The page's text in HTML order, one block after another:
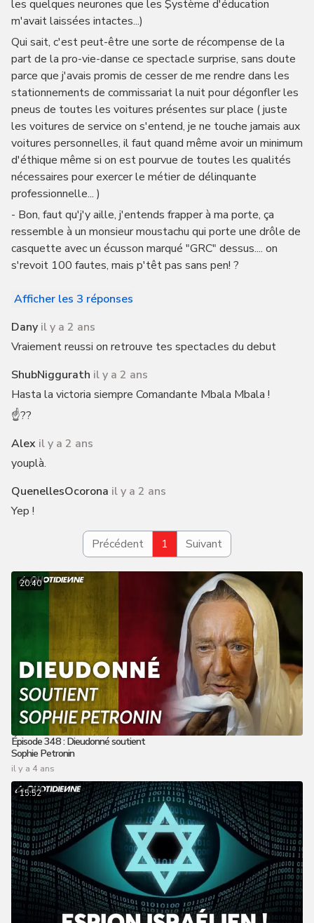
les quelques neurones que les $ystème d'éducation
m'avait laissées intactes...)
Qui sait, c'est peut-être une sorte de récompense de la
part de la pro-vie-danse ce spectacle surprise, sans doute
parce que j'avais promis de cesser de me rendre dans les
stationnements de commissariat la nuit pour dégonfler les
pneus de toutes les voitures présentes sur place ( juste
les voitures de service on s'entend, je ne touche jamais aux
voitures personnelles, il faut quand même avoir un minimum
d'éthique même si on est pourvue de toutes les qualités
nécessaires pour exercer le métier de délinquante
professionnelle... )
- Bon, faut qu'j'y aille, j'entends frapper à ma porte, ça
ressemble à un monsieur moustachu qui porte une drôle de
casquette avec un écusson marqué "GRC" dessus.... on
s'revoit 100 fautes, mais p'têt pas sans pen! ?
Afficher les 3 réponses
Dany il y a 2 ans
Vraiement reussi on retrouve tes spectacles du debut
ShubNiggurath il y a 2 ans
Hasta la victoria siempre Comandante Mbala Mbala !
☝️??
Alex il y a 2 ans
youplà.
QuenellesOcorona il y a 2 ans
Yep !
Précédent 1 Suivant
20:40
Épisode 348 : Dieudonné soutient
Sophie Petronin
il y a 4 ans
15:52